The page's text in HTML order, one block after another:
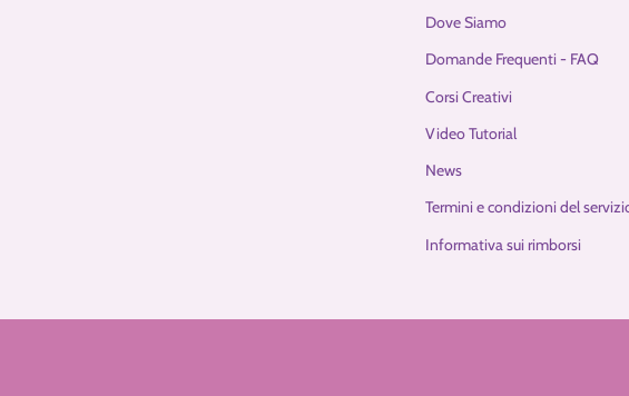
Dove Siamo
Domande Frequenti - FAQ
Corsi Creativi
Video Tutorial
News
Termini e condizioni del
Informativa sui rimborsi